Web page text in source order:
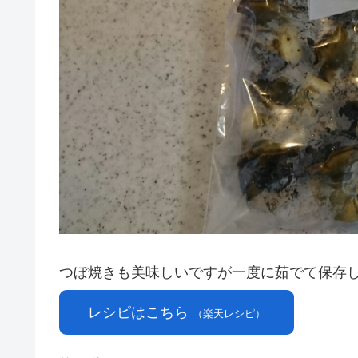
つぼ焼きも美味しいですが一度に茹でて保存
レシピはこちら （楽天レシピ）